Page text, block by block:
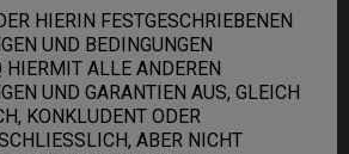
HIERIN FESTGESCHRIEBENEN
UND BEDINGUNGEN
HIERMIT ALLE ANDEREN
UND GARANTIEN AUS, GLEICH
KONKLUDENT ODER
ABER NICHT